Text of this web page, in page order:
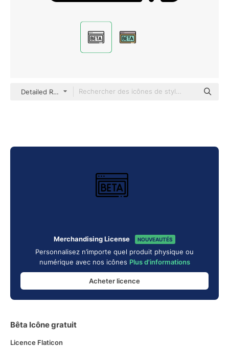
Detailed Rounded Lineal
Merchandising License NOUVEAUTÉS
Personnalisez n’importe quel produit physique ou
numérique avec nos icônes Plus d'informations
Acheter licence
Bêta Icône gratuit
Licence Flaticon